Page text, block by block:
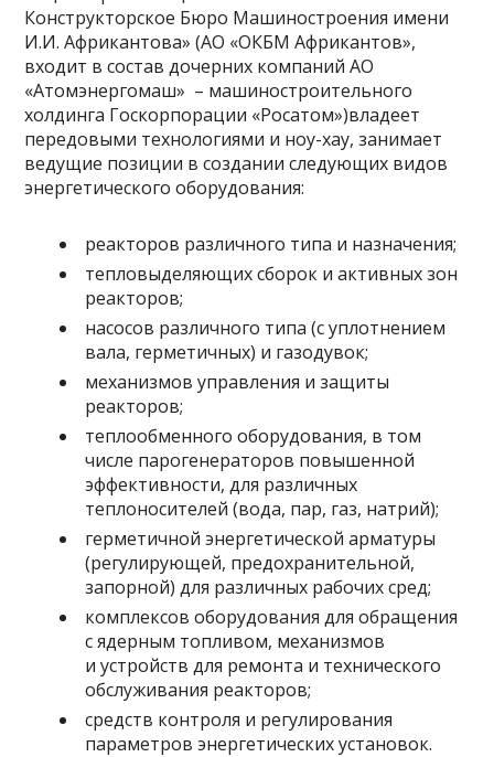
Конструкторское Бюро Машиностроения имени
И.И. Африкантова» (АО «ОКБМ Африкантов»,
входит в состав дочерних компаний АО
«Атомэнергомаш» – машиностроительного
холдинга Госкорпорации «Росатом»)владеет
передовыми технологиями и ноу-хау, занимает
ведущие позиции в создании следующих видов
энергетического оборудования:
реакторов различного типа и назначения;
тепловыделяющих сборок и активных зон
реакторов;
насосов различного типа (с уплотнением
вала, герметичных) и газодувок;
механизмов управления и защиты
реакторов;
теплообменного оборудования, в том
числе парогенераторов повышенной
эффективности, для различных
теплоносителей (вода, пар, газ, натрий);
герметичной энергетической арматуры
(регулирующей, предохранительной,
запорной) для различных рабочих сред;
комплексов оборудования для обращения
с ядерным топливом, механизмов
и устройств для ремонта и технического
обслуживания реакторов;
средств контроля и регулирования
параметров энергетических установок.